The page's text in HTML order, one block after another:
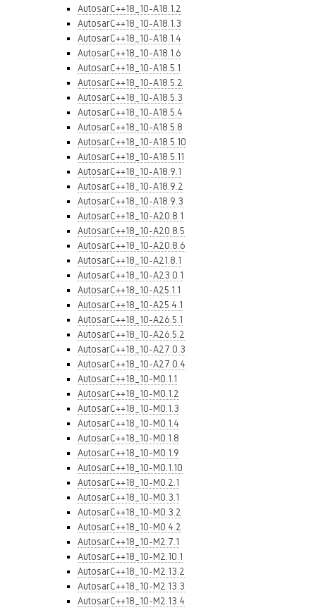
AutosarC++18_10-A18.1.2
AutosarC++18_10-A18.1.3
AutosarC++18_10-A18.1.4
AutosarC++18_10-A18.1.6
AutosarC++18_10-A18.5.1
AutosarC++18_10-A18.5.2
AutosarC++18_10-A18.5.3
AutosarC++18_10-A18.5.4
AutosarC++18_10-A18.5.8
AutosarC++18_10-A18.5.10
AutosarC++18_10-A18.5.11
AutosarC++18_10-A18.9.1
AutosarC++18_10-A18.9.2
AutosarC++18_10-A18.9.3
AutosarC++18_10-A20.8.1
AutosarC++18_10-A20.8.5
AutosarC++18_10-A20.8.6
AutosarC++18_10-A21.8.1
AutosarC++18_10-A23.0.1
AutosarC++18_10-A25.1.1
AutosarC++18_10-A25.4.1
AutosarC++18_10-A26.5.1
AutosarC++18_10-A26.5.2
AutosarC++18_10-A27.0.3
AutosarC++18_10-A27.0.4
AutosarC++18_10-M0.1.1
AutosarC++18_10-M0.1.2
AutosarC++18_10-M0.1.3
AutosarC++18_10-M0.1.4
AutosarC++18_10-M0.1.8
AutosarC++18_10-M0.1.9
AutosarC++18_10-M0.1.10
AutosarC++18_10-M0.2.1
AutosarC++18_10-M0.3.1
AutosarC++18_10-M0.3.2
AutosarC++18_10-M0.4.2
AutosarC++18_10-M2.7.1
AutosarC++18_10-M2.10.1
AutosarC++18_10-M2.13.2
AutosarC++18_10-M2.13.3
AutosarC++18_10-M2.13.4